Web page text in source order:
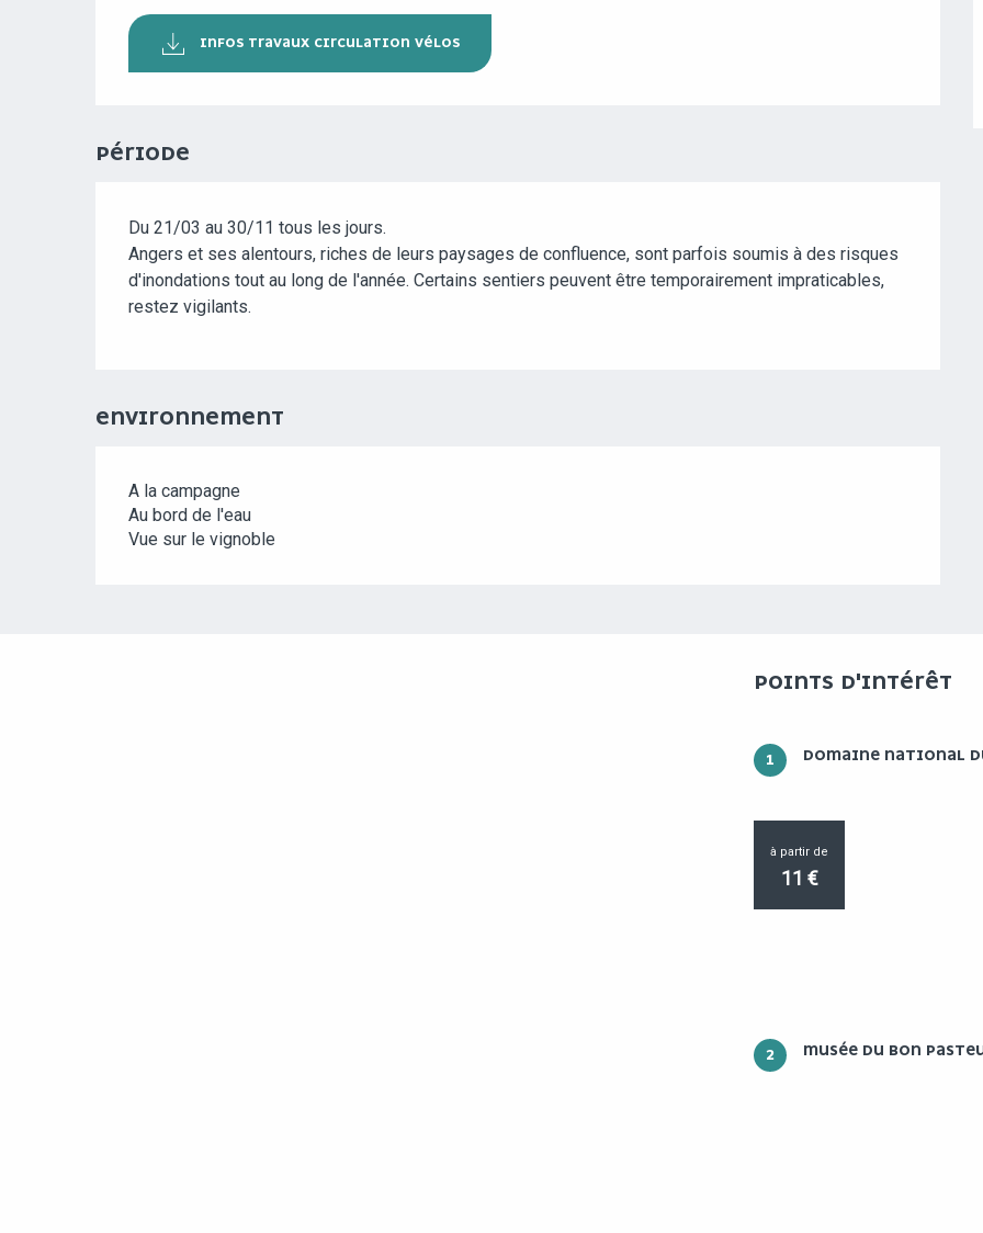
INFOS TRAVAUX CIRCULATION VÉLOS
PÉRIODE
Du 21/03 au 30/11 tous les jours.
Angers et ses alentours, riches de leurs paysages de confluence, sont parfois soumis à des risques
d'inondations tout au long de l'année. Certains sentiers peuvent être temporairement impraticables,
restez vigilants.
ENVIRONNEMENT
A la campagne
Au bord de l'eau
Vue sur le vignoble
POINTS D'INTÉRÊT
1 DOMAINE NATIONAL
à partir de
11 €
2 MUSÉE DU BON